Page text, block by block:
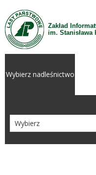
Przejdź do treści
Zakład
im.
Wybierz nadleśnictwo